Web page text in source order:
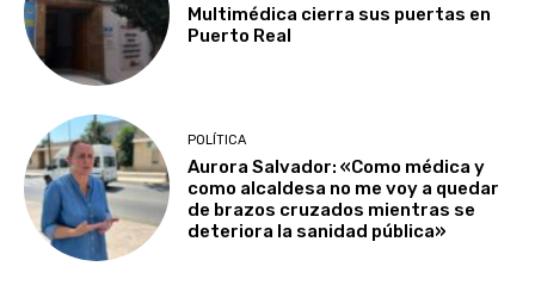
Multimédica cierra sus puertas en
Puerto Real
POLÍTICA
Aurora Salvador: «Como médica y
como alcaldesa no me voy a quedar
de brazos cruzados mientras se
deteriora la sanidad pública»